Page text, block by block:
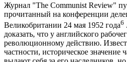
Журнал "The Communist Review"
прочитанный на конференции
Великобритании 24 мая 1952 года6
доказать, что у английского
революционному действию.
частности, историческое